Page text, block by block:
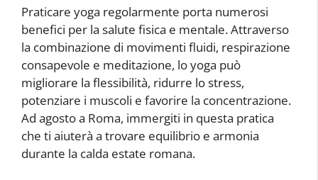
Praticare yoga regolarmente porta numerosi
benefici per la salute fisica e mentale. Attraverso
la combinazione di movimenti fluidi, respirazione
consapevole e meditazione, lo yoga può
migliorare la flessibilità, ridurre lo stress,
potenziare i muscoli e favorire la concentrazione.
Ad agosto a Roma, immergiti in questa pratica
che ti aiuterà a trovare equilibrio e armonia
durante la calda estate romana.